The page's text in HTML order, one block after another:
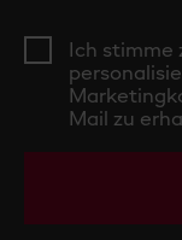
Ich stimme
Mail zu